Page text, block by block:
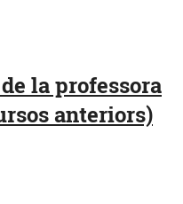
la professora
anteriors)